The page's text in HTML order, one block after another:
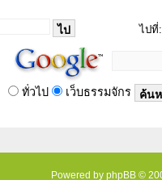
ไปที่:
ทั่วไป เว็บธรรมจักร
Powered by phpBB ©